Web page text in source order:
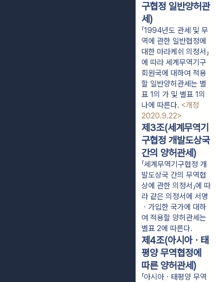
구협정 일반양허관
세)
「1994년도 관세 및 무
역에 관한 일반협정에
대한 마라케쉬 의정서」
에 따라 세계무역기구
회원국에 대하여 적용
할 일반양허관세는 별
표 1의 가 및 별표 1의
나에 따른다. <개정
2020.9.22>
제3조(세계무역기
구협정 개발도상국
간의 양허관세)
「세계무역기구협정 개
발도상국 간의 무역협
상에 관한 의정서」에 따
라 같은 의정서에 서명
ㆍ가입한 국가에 대하
여 적용할 양허관세는
별표 2에 따른다.
제4조(아시아ㆍ태
평양 무역협정에
따른 양허관세)
「아시아ㆍ태평양 무역